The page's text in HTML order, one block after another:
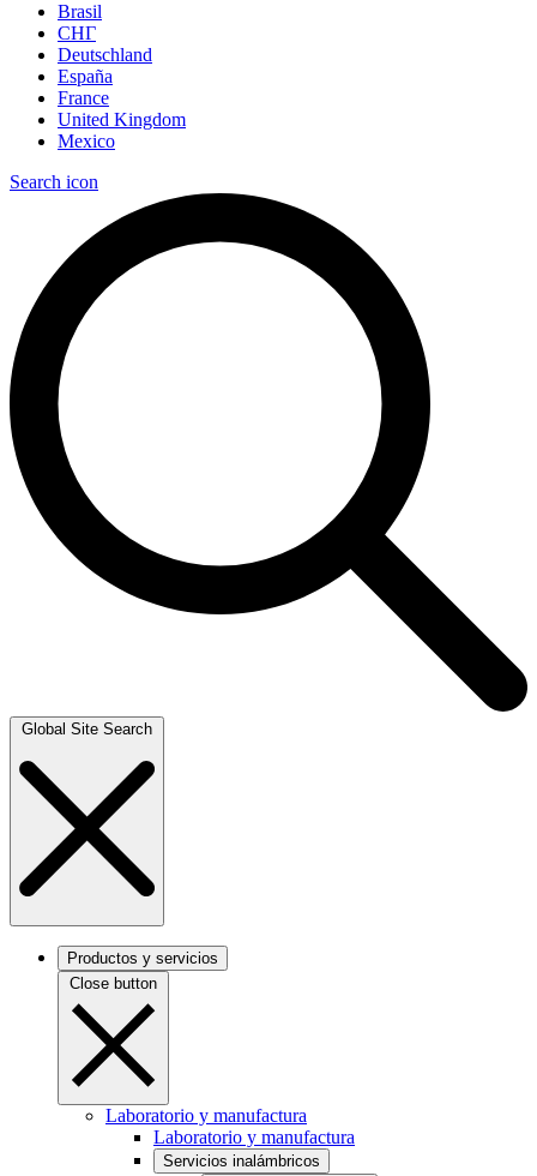
Brasil
СНГ
Deutschland
España
France
United Kingdom
Mexico
Search icon
Global Site Search
Productos y servicios
Close button
Laboratorio y manufactura
Laboratorio y manufactura
Servicios inalámbricos